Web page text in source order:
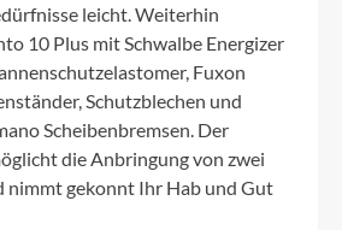
leicht. Weiterhin
10 Plus mit Schwalbe Energizer
Fuxon
Schutzblechen und
Scheibenbremsen. Der
die Anbringung von zwei
nimmt gekonnt Ihr Hab und Gut